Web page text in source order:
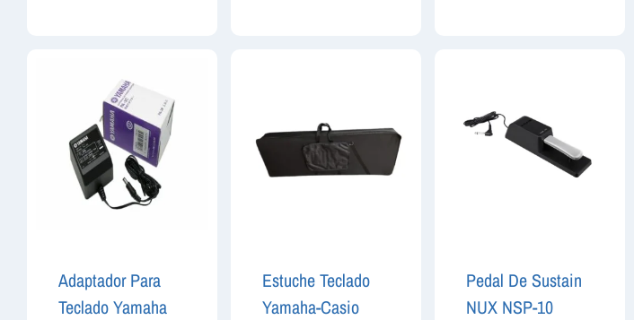
Adaptador Para
Teclado Yamaha
Estuche Teclado
Yamaha-Casio
Pedal De Sustain
NUX NSP-10